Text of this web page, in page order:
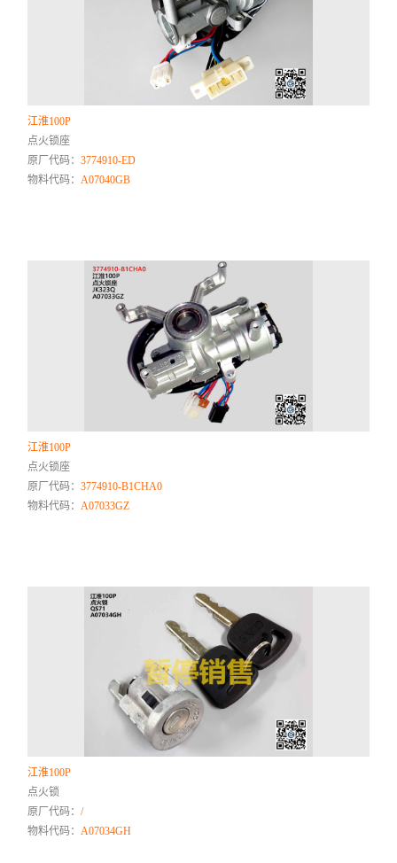
江淮100P
点火锁座
原厂代码：3774910-ED
物料代码： A07040GB
江淮100P
点火锁座
原厂代码：3774910-B1CHA0
物料代码： A07033GZ
江淮100P
点火锁
原厂代码：/
物料代码：A07034GH